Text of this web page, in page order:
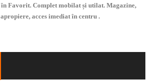
în Favorit. Complet mobilat și utilat. Magazine,
apropiere, acces imediat în centru .